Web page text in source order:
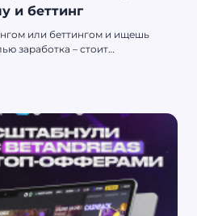
и беттинг
или беттингом и ищешь
заработка – стоит